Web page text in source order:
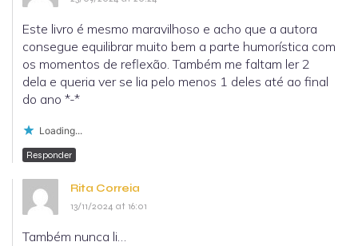
Este livro é mesmo maravilhoso e acho que a autora
consegue equilibrar muito bem a parte humorística com
os momentos de reflexão. Também me faltam ler 2
dela e queria ver se lia pelo menos 1 deles até ao final
do ano *-*
Loading...
Responder
Rita Correia
13/11/2024 at 16:01
Também nunca li…